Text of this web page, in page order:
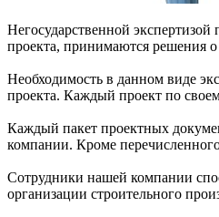
Негосударственной экспертизой
проекта, принимаются решения
Необходимость в данном виде
проекта. Каждый проект по
Каждый пакет проектных
компании. Кроме
Сотрудники нашей компании
организации строительного